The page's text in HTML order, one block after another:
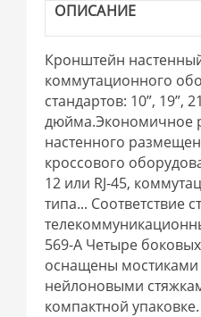
ОПИСАНИЕ
Кронштейн
коммутационного
стандартов: 10”, 19”,
дюйма.Экономичное
настенного
кроссового
12 или RJ-45,
типа... Соответствие
569-A Четыре
оснащены мостиками
нейлоновыми
компактной упаковке.